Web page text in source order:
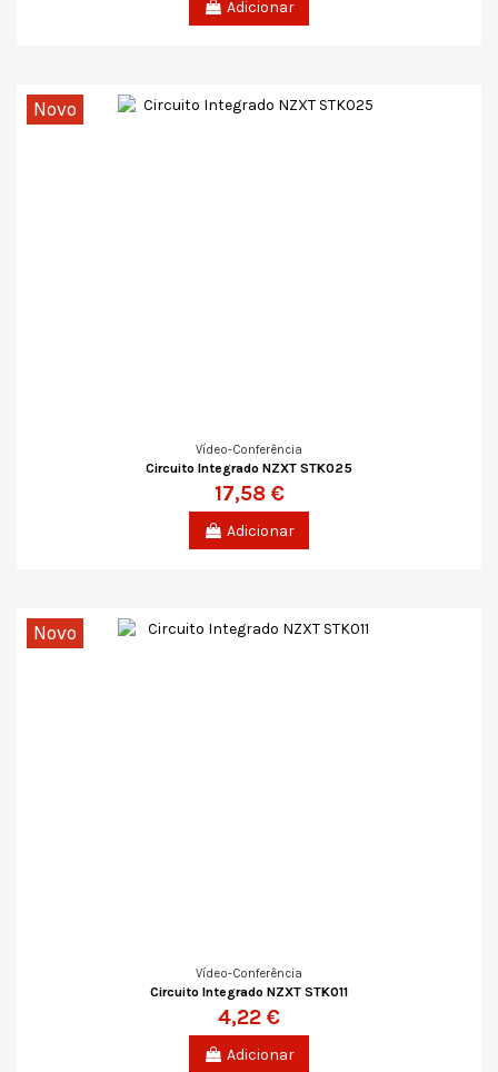
Adicionar
Novo
Vídeo-Conferência
Circuito Integrado NZXT STK025
17,58 €
Adicionar
Novo
Vídeo-Conferência
Circuito Integrado NZXT STK011
4,22 €
Adicionar